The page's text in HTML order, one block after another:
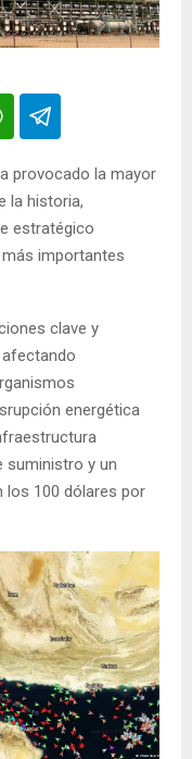
provocado la mayor
la historia,
estratégico
importantes
clave y
energética
suministro y un
los 100 dólares por